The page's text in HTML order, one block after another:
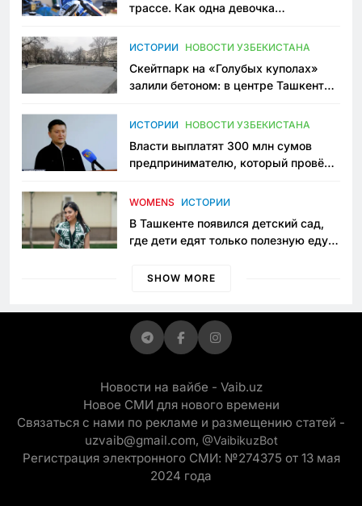
трассе. Как одна девочка
Узбекистане
ИСТОРИИ НОВОСТИ УЗБЕКИСТАНА
Скейтпарк на «Голубых куполах»
залили бетоном: в центре Ташкента
пространство
ИСТОРИИ НОВОСТИ УЗБЕКИСТАНА
Власти выплатят 300 млн сумов
предпринимателю, который провёл
приговору
WOMENS ИСТОРИИ
В Ташкенте появился детский сад,
где дети едят только полезную еду.
просить «кашу без сахара»
SHOW MORE
Новости на вайбе - Vaib.uz
Новое СМИ для нового времени
Связаться с нами по рекламе и размещению статей -
uzvaib@gmail.com, @VaibikuzBot
Регистрация электронного СМИ: №274375 от 13 мая
2024 года